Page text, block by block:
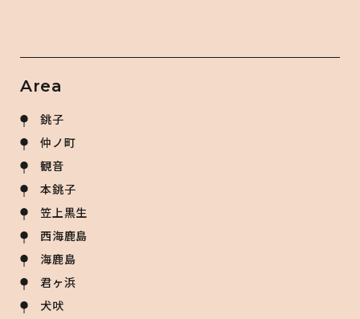
Area
銚子
仲ノ町
観音
本銚子
笠上黒生
西海鹿島
海鹿島
君ヶ浜
犬吠